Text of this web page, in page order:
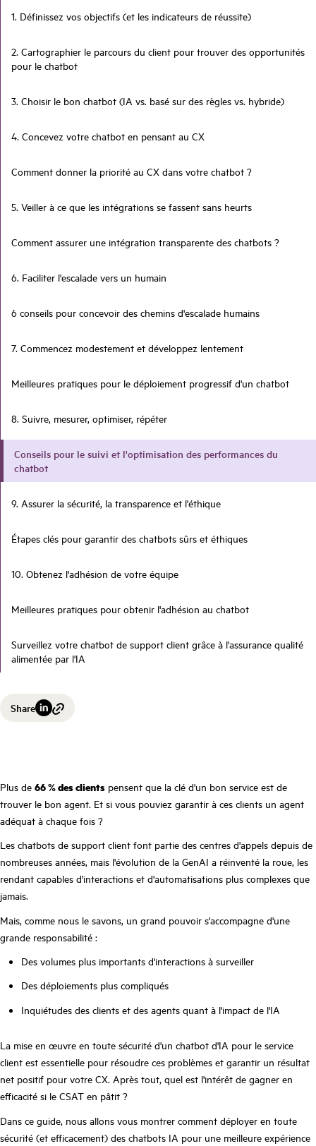
1. Définissez vos objectifs (et les indicateurs de réussite)
2. Cartographier le parcours du client pour trouver des opportunités
pour le chatbot
3. Choisir le bon chatbot (IA vs. basé sur des règles vs. hybride)
4. Concevez votre chatbot en pensant au CX
Comment donner la priorité au CX dans votre chatbot ?
5. Veiller à ce que les intégrations se fassent sans heurts
Comment assurer une intégration transparente des chatbots ?
6. Faciliter l'escalade vers un humain
6 conseils pour concevoir des chemins d'escalade humains
7. Commencez modestement et développez lentement
Meilleures pratiques pour le déploiement progressif d'un chatbot
8. Suivre, mesurer, optimiser, répéter
Conseils pour le suivi et l'optimisation des performances du
chatbot
9. Assurer la sécurité, la transparence et l'éthique
Étapes clés pour garantir des chatbots sûrs et éthiques
10. Obtenez l'adhésion de votre équipe
Meilleures pratiques pour obtenir l'adhésion au chatbot
Surveillez votre chatbot de support client grâce à l'assurance qualité
alimentée par l'IA
Share
Plus de 66 % des clients pensent que la clé d'un bon service est de
trouver le bon agent. Et si vous pouviez garantir à ces clients un agent
adéquat à chaque fois ?
Les chatbots de support client font partie des centres d'appels depuis de
nombreuses années, mais l'évolution de la GenAI a réinventé la roue, les
rendant capables d'interactions et d'automatisations plus complexes que
jamais.
Mais, comme nous le savons, un grand pouvoir s'accompagne d'une
grande responsabilité :
Des volumes plus importants d'interactions à surveiller
Des déploiements plus compliqués
Inquiétudes des clients et des agents quant à l'impact de l'IA
La mise en œuvre en toute sécurité d'un chatbot d'IA pour le service
client est essentielle pour résoudre ces problèmes et garantir un résultat
net positif pour votre CX. Après tout, quel est l'intérêt de gagner en
efficacité si le CSAT en pâtit ?
Dans ce guide, nous allons vous montrer comment déployer en toute
sécurité (et efficacement) des chatbots IA pour une meilleure expérience